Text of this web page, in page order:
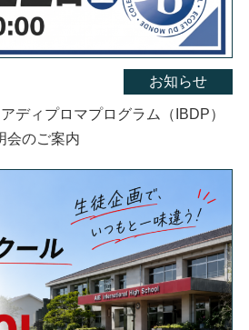
お知らせ
ディプロマプログラム（IBDP）
会のご案内